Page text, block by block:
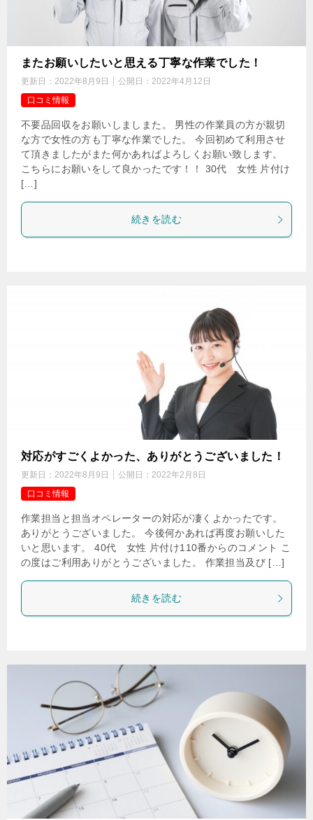
またお願いしたいと思える丁寧な作業でした！
更新日： 2022年8月9日 公開日： 2022年4月12日
口コミ情報
不要品回収をお願いしましまた。 男性の作業員の方が親切
な方で女性の方も丁寧な作業でした。 今回初めて利用させ
て頂きましたがまた何かあればよろしくお願い致します。
こちらにお願いをして良かったです！！ 30代 女性 片付け
[…]
続きを読む
対応がすごくよかった、ありがとうございました！
更新日： 2022年8月9日 公開日： 2022年2月8日
口コミ情報
作業担当と担当オペレーターの対応が凄くよかったです。
ありがとうございました。 今後何かあれば再度お願いした
いと思います。 40代 女性 片付け110番からのコメント こ
の度はご利用ありがとうございました。 作業担当及び […]
続きを読む